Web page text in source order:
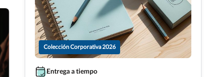
Colección Corporativa 2026
Entrega a tiempo